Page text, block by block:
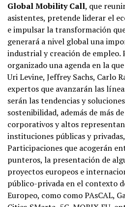
Global Mobility Call, que
asistentes, pretende liderar el
e impulsar la transformación
generará a nivel global una
industrial y creación de empleo.
organizado una agenda en la
Uri Levine, Jeffrey Sachs, Carlo
expertos que avanzarán las
serán las tendencias y
sostenibilidad, además de más
corporativos y altos
instituciones públicas y
Participaciones que acogerán
punteros, la presentación de
proyectos europeos e
público-privada en el contexto
Europeo, como como PAsCAL,